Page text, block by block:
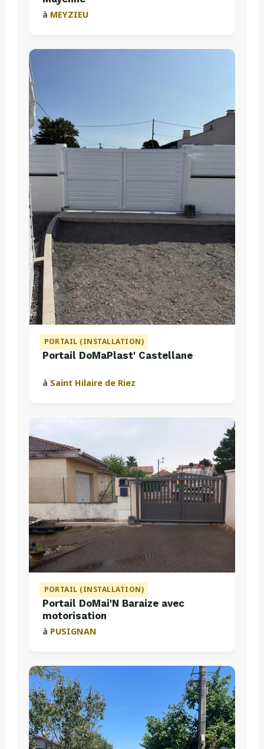
à MEYZIEU
PORTAIL (INSTALLATION)
Portail DoMaPlast' Castellane
à Saint Hilaire de Riez
PORTAIL (INSTALLATION)
Portail DoMai'N Baraize avec
motorisation
à PUSIGNAN